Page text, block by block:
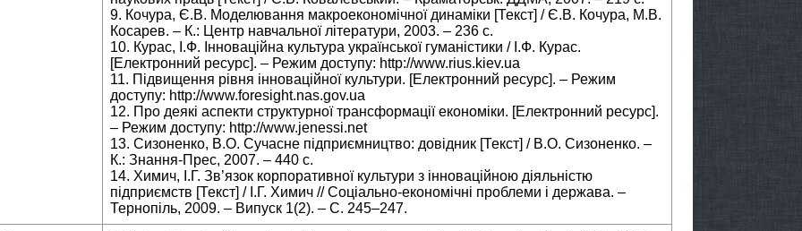
9. Кочура, Є.В. Моделювання макроекономічної динаміки [Текст] / Є.В. Кочура, М.В.
Косарев. – К.: Центр навчальної літератури, 2003. – 236 с.
10. Курас, І.Ф. Інноваційна культура української гуманістики / І.Ф. Курас.
[Електронний ресурс]. – Режим доступу: http://www.rius.kiev.ua
11. Підвищення рівня інноваційної культури. [Електронний ресурс]. – Режим
доступу: http://www.foresight.nas.gov.ua
12. Про деякі аспекти структурної трансформації економіки. [Електронний ресурс].
– Режим доступу: http://www.jenessi.net
13. Сизоненко, В.О. Сучасне підприємництво: довідник [Текст] / В.О. Сизоненко. –
К.: Знання-Прес, 2007. – 440 с.
14. Химич, І.Г. Зв’язок корпоративної культури з інноваційною діяльністю
підприємств [Текст] / І.Г. Химич // Соціально-економічні проблеми і держава. –
Тернопіль, 2009. – Випуск 1(2). – С. 245–247.